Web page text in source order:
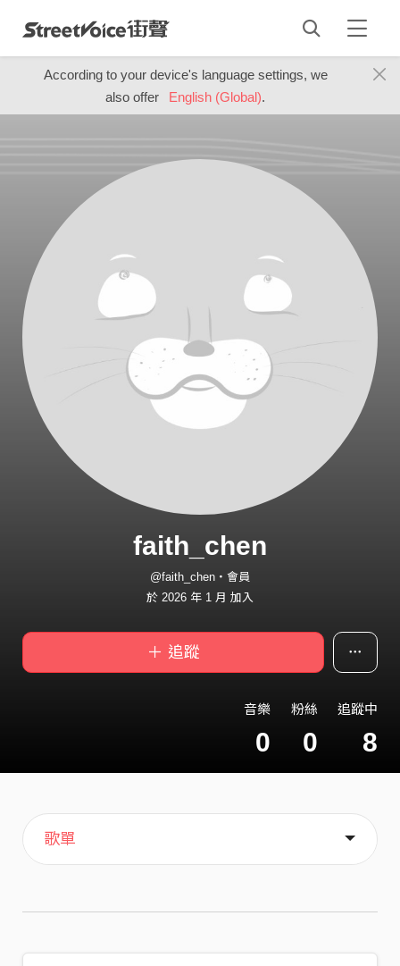
According to your device's language settings, we
also offer
English (Global).
faith_chen
@faith_chen・會員
於 2026 年 1 月 加入
＋ 追蹤
音樂
0
粉絲
0
追蹤中
8
主頁
歌單
喜歡
關於